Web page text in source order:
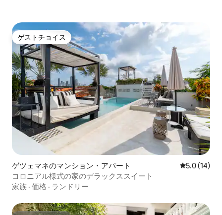
ゲストチョイス
ゲストチョイス
ゲツェマネのマンション・アパート レビュー14
5.0 (14)
コロニアル様式の家のデラックススイート
家族 · 価格 · ランドリー